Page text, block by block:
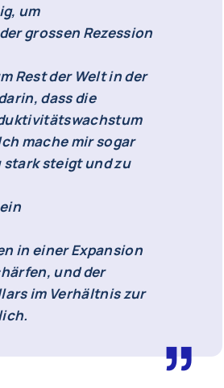
um
grossen Rezession
Rest der Welt in der
dass die
mache mir sogar
stark steigt und zu
in einer Expansion
und der
im Verhältnis zur